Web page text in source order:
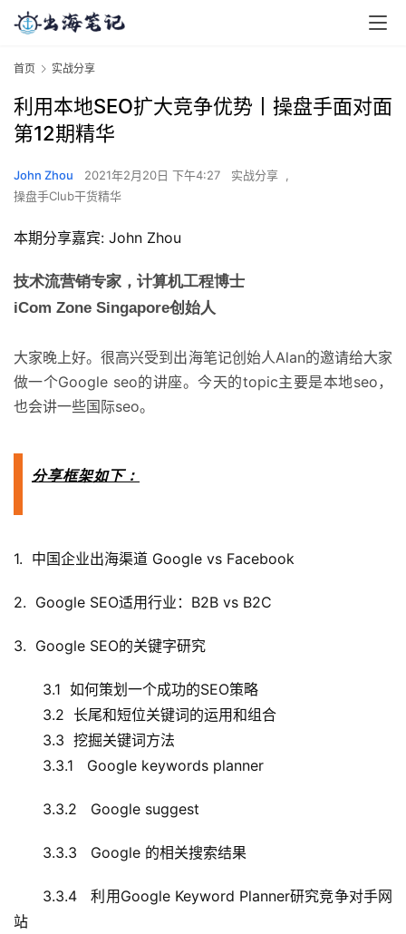
首页 实战分享
利用本地SEO扩大竞争优势丨操盘手面对面
第12期精华
John Zhou 2021年2月20日 下午4:27 实战分享 ,
操盘手Club干货精华
本期分享嘉宾: John Zhou
技术流营销专家，计算机工程博士
iCom Zone Singapore创始人
大家晚上好。很高兴受到出海笔记创始人Alan的邀请给大家
做一个Google seo的讲座。今天的topic主要是本地seo，
也会讲一些国际seo。
分享框架如下：
1. 中国企业出海渠道 Google vs Facebook
2. Google SEO适用行业：B2B vs B2C
3. Google SEO的关键字研究
3.1 如何策划一个成功的SEO策略
3.2 长尾和短位关键词的运用和组合
3.3 挖掘关键词方法
3.3.1 Google keywords planner
3.3.2 Google suggest
3.3.3 Google 的相关搜索结果
3.3.4 利用Google Keyword Planner研究竞争对手网
站